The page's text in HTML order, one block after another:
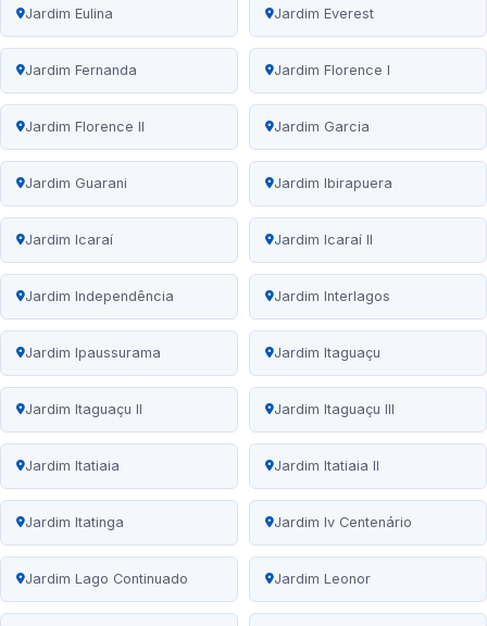
Jardim Eulina Jardim Everest
Jardim Fernanda Jardim Florence I
Jardim Florence II Jardim Garcia
Jardim Guarani Jardim Ibirapuera
Jardim Icaraí Jardim Icaraí II
Jardim Independência Jardim Interlagos
Jardim Ipaussurama Jardim Itaguaçu
Jardim Itaguaçu II Jardim Itaguaçu III
Jardim Itatiaia Jardim Itatiaia II
Jardim Itatinga Jardim Iv Centenário
Jardim Lago Continuado Jardim Leonor